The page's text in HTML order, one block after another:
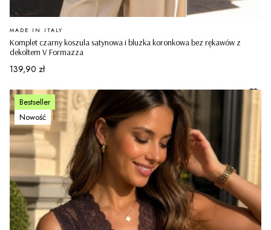
Komplet czarny koszula satynowa i bluzka koronkowa bez rękawów z
dekoltem V Formazza
PRODUCENT
MADE IN ITALY
Cena
139,90 zł
Bestseller
Nowość